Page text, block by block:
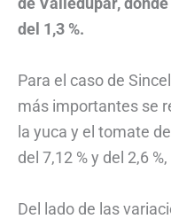
del 1,3 %.
Para el caso de
más importantes se
la yuca y el tomate
del 7,12 % y del 2,6
Del lado de las